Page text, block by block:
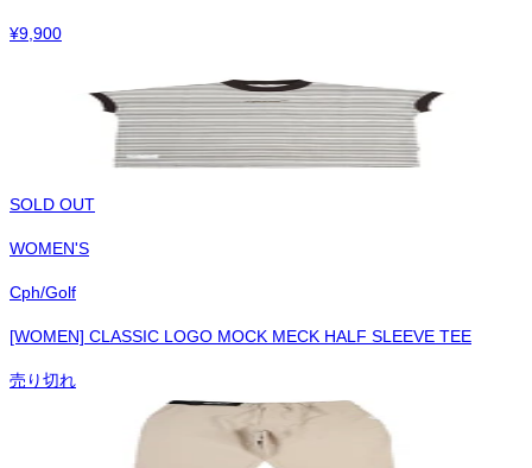
¥9,900
SOLD OUT
WOMEN'S
Cph/Golf
[WOMEN] CLASSIC LOGO MOCK MECK HALF SLEEVE TEE
売り切れ